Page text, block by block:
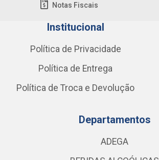
Notas Fiscais
Institucional
Política de Privacidade
Política de Entrega
Política de Troca e Devolução
Departamentos
ADEGA